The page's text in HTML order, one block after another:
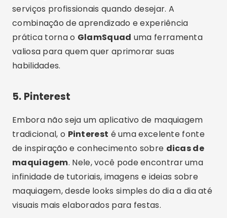
serviços profissionais quando desejar. A
combinação de aprendizado e experiência
prática torna o GlamSquad uma ferramenta
valiosa para quem quer aprimorar suas
habilidades.
5. Pinterest
Embora não seja um aplicativo de maquiagem
tradicional, o Pinterest é uma excelente fonte
de inspiração e conhecimento sobre dicas de
maquiagem. Nele, você pode encontrar uma
infinidade de tutoriais, imagens e ideias sobre
maquiagem, desde looks simples do dia a dia até
visuais mais elaborados para festas.